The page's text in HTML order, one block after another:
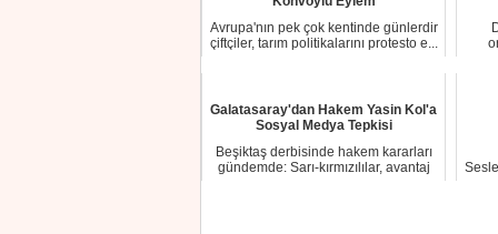
Avrupa'nın pek çok kentinde günlerdir
çiftçiler, tarım politikalarını protesto e...
Galatasaray'dan Hakem Yasin Kol'a
Sosyal Medya Tepkisi
Beşiktaş derbisinde hakem kararları
gündemde: Sarı-kırmızılılar, avantaj